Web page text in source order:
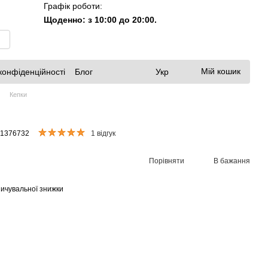
Графік роботи:
Щоденно: з 10:00 до 20:00.
Блог Укр Мій кошик
Кепки
1 відгук
Порівняти В бажання
знижки